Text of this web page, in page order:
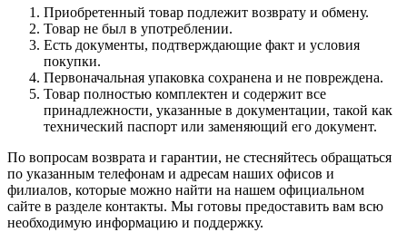
Приобретенный товар подлежит возврату и обмену.
Товар не был в употреблении.
Есть документы, подтверждающие факт и условия
покупки.
Первоначальная упаковка сохранена и не повреждена.
Товар полностью комплектен и содержит все
принадлежности, указанные в документации, такой как
технический паспорт или заменяющий его документ.
По вопросам возврата и гарантии, не стесняйтесь обращаться
по указанным телефонам и адресам наших офисов и
филиалов, которые можно найти на нашем официальном
сайте в разделе контакты. Мы готовы предоставить вам всю
необходимую информацию и поддержку.